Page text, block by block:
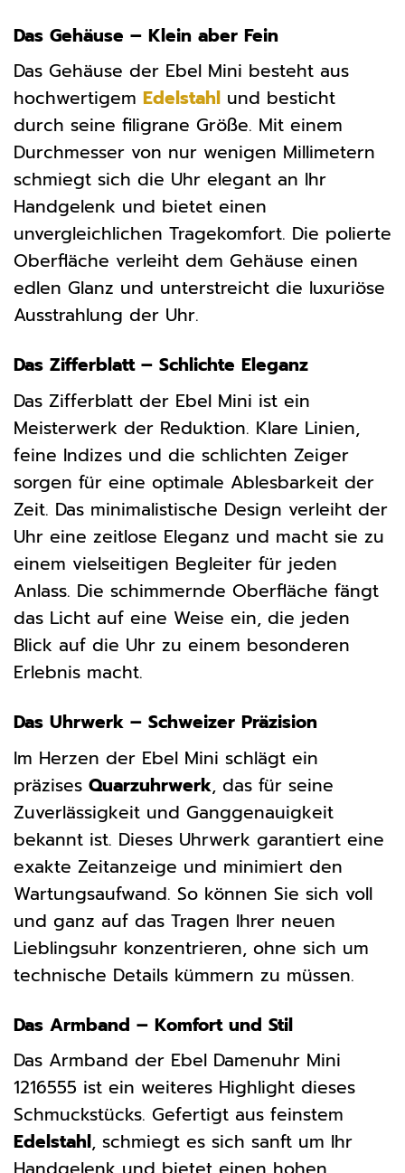
Das Gehäuse – Klein aber Fein
Das Gehäuse der Ebel Mini besteht aus
hochwertigem Edelstahl und besticht
durch seine filigrane Größe. Mit einem
Durchmesser von nur wenigen Millimetern
schmiegt sich die Uhr elegant an Ihr
Handgelenk und bietet einen
unvergleichlichen Tragekomfort. Die polierte
Oberfläche verleiht dem Gehäuse einen
edlen Glanz und unterstreicht die luxuriöse
Ausstrahlung der Uhr.
Das Zifferblatt – Schlichte Eleganz
Das Zifferblatt der Ebel Mini ist ein
Meisterwerk der Reduktion. Klare Linien,
feine Indizes und die schlichten Zeiger
sorgen für eine optimale Ablesbarkeit der
Zeit. Das minimalistische Design verleiht der
Uhr eine zeitlose Eleganz und macht sie zu
einem vielseitigen Begleiter für jeden
Anlass. Die schimmernde Oberfläche fängt
das Licht auf eine Weise ein, die jeden
Blick auf die Uhr zu einem besonderen
Erlebnis macht.
Das Uhrwerk – Schweizer Präzision
Im Herzen der Ebel Mini schlägt ein
präzises Quarzuhrwerk, das für seine
Zuverlässigkeit und Ganggenauigkeit
bekannt ist. Dieses Uhrwerk garantiert eine
exakte Zeitanzeige und minimiert den
Wartungsaufwand. So können Sie sich voll
und ganz auf das Tragen Ihrer neuen
Lieblingsuhr konzentrieren, ohne sich um
technische Details kümmern zu müssen.
Das Armband – Komfort und Stil
Das Armband der Ebel Damenuhr Mini
1216555 ist ein weiteres Highlight dieses
Schmuckstücks. Gefertigt aus feinstem
Edelstahl, schmiegt es sich sanft um Ihr